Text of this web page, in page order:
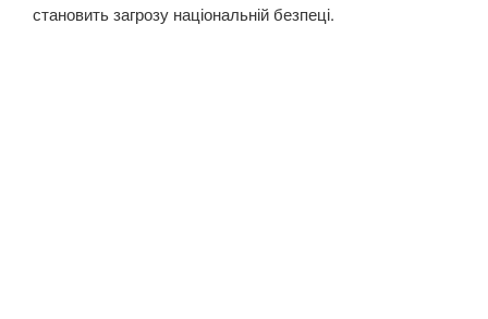
становить загрозу національній безпеці.